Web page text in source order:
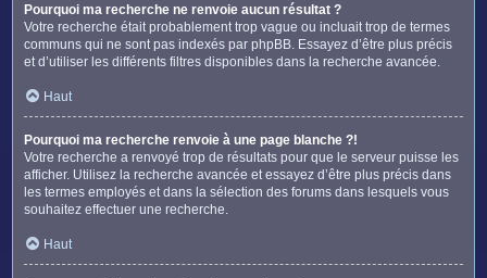
Pourquoi ma recherche ne renvoie aucun résultat ?
Votre recherche était probablement trop vague ou incluait trop de termes
communs qui ne sont pas indexés par phpBB. Essayez d’être plus précis
et d’utiliser les différents filtres disponibles dans la recherche avancée.
Haut
Pourquoi ma recherche renvoie à une page blanche ?!
Votre recherche a renvoyé trop de résultats pour que le serveur puisse les
afficher. Utilisez la recherche avancée et essayez d’être plus précis dans
les termes employés et dans la sélection des forums dans lesquels vous
souhaitez effectuer une recherche.
Haut